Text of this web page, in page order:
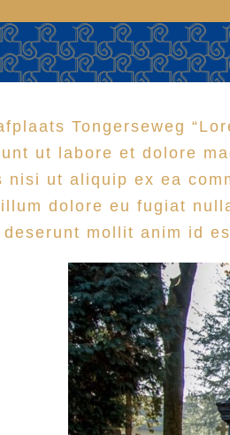
Tongerseweg
ut labore et dolore
nisi ut aliquip ex ea
dolore eu fugiat
mollit anim id